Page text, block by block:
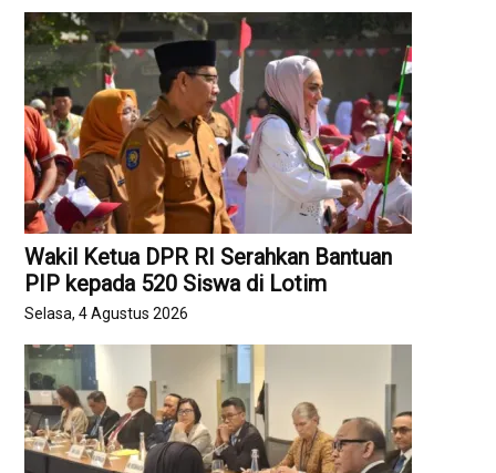
Wakil Ketua DPR RI Serahkan Bantuan
PIP kepada 520 Siswa di Lotim
Selasa, 4 Agustus 2026